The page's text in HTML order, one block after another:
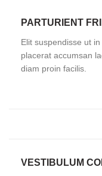
PARTURIENT
Elit suspendisse ut
placerat accumsan
diam proin facilis.
VESTIBULUM